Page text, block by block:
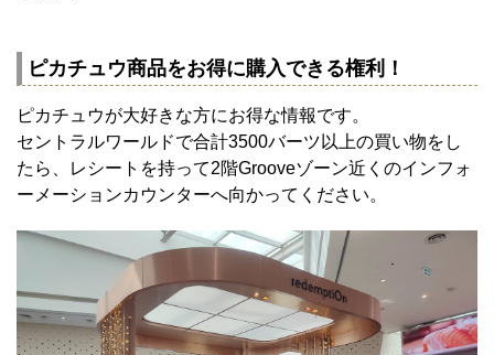
ピカチュウ商品をお得に購入できる権利！
ピカチュウが大好きな方にお得な情報です。
セントラルワールドで合計3500バーツ以上の買い物をし
たら、レシートを持って2階Grooveゾーン近くのインフォ
ーメーションカウンターへ向かってください。